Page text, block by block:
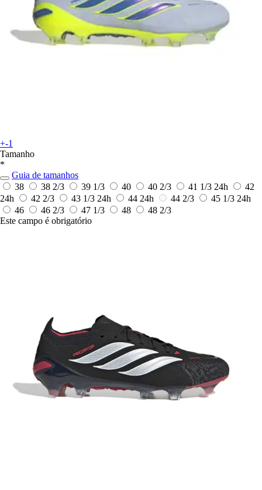
+-1
Tamanho
*
Guia de tamanhos
38
38 2/3 39 1/3 40 40 2/3 41 1/3 24h
42
24h
42 2/3 43 1/3 24h 44 24h 44 2/3 45 1/3 24h
46
46 2/3 47 1/3 48
48 2/3
Este campo é obrigatório